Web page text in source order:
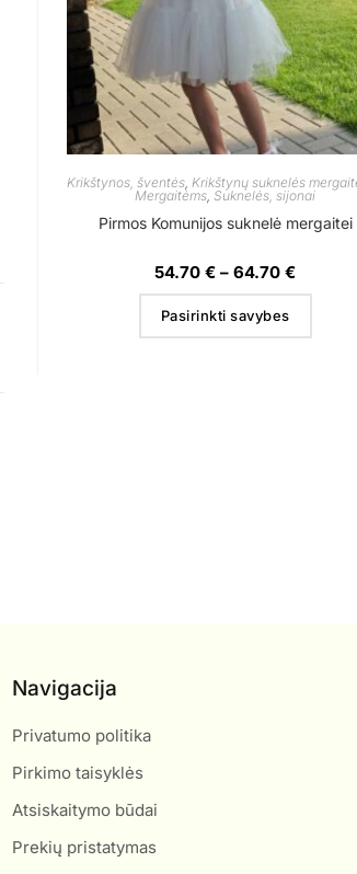
Krikštynos, šventės,Krikštynų suknelės
Mergaitėms,Suknelės, sijonai
Pirmos Komunijos suknelė mergaitei
54.70€ – 64.70€
Pasirinkti savybes
Navigacija
Privatumo politika
Pirkimo taisyklės
Atsiskaitymo būdai
Prekių pristatymas